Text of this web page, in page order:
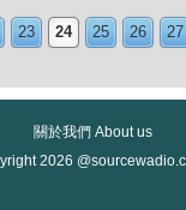
23 24 25 26 27
關於我們 About us
2026